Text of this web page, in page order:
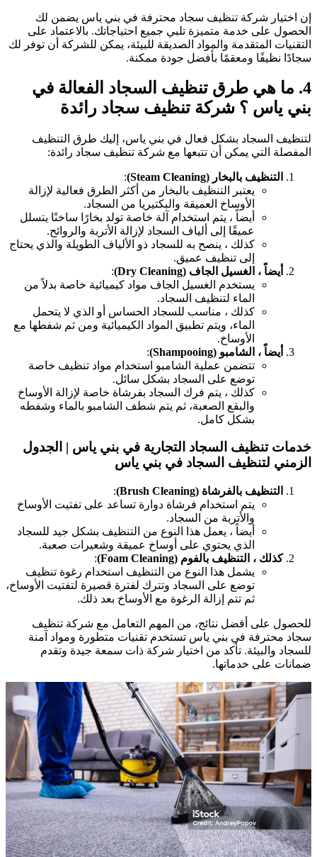
إن اختيار شركة تنظيف سجاد محترفة في بني ياس يضمن لك
الحصول على خدمة متميزة تلبي جميع احتياجاتك. بالاعتماد على
التقنيات المتقدمة والمواد الصديقة للبيئة، يمكن للشركة أن توفر لك
سجادًا نظيفًا ومعقمًا بأفضل جودة ممكنة.
4. ما هي طرق تنظيف السجاد الفعالة في
بني ياس ؟ شركة تنظيف سجاد رائدة
لتنظيف السجاد بشكل فعال في بني ياس، إليك طرق التنظيف
المفصلة التي يمكن أن تتبعها مع شركة تنظيف سجاد رائدة:
التنظيف بالبخار (Steam Cleaning)
:
يعتبر التنظيف بالبخار من أكثر الطرق فعالية لإزالة
الأوساخ العميقة والبكتيريا من السجاد.
أيضاً ، يتم استخدام آلة خاصة تولد بخارًا ساخنًا يتسلل
عميقًا إلى ألياف السجاد لإزالة الأتربة والروائح.
كذلك ، ينصح به للسجاد ذو الألياف الطويلة والذي يحتاج
إلى تنظيف عميق.
أيضاً ، الغسيل الجاف (Dry Cleaning)
:
يستخدم الغسيل الجاف مواد كيميائية خاصة بدلاً من
الماء لتنظيف السجاد.
كذلك ، مناسب للسجاد الحساس أو الذي لا يتحمل
الماء، ويتم تطبيق المواد الكيميائية ومن ثم شفطها مع
الأوساخ.
أيضاً ، الشامبو (Shampooing)
:
تتضمن عملية الشامبو استخدام مواد تنظيف خاصة
توضع على السجاد بشكل سائل.
كذلك ، يتم فرك السجاد بفرشاة خاصة لإزالة الأوساخ
والبقع الصعبة، ثم يتم شطف الشامبو بالماء وشفطه
بشكل كامل.
خدمات تنظيف السجاد التجارية في بني ياس | الجدول
الزمني لتنظيف السجاد في بني ياس
التنظيف بالفرشاة (Brush Cleaning)
:
يتم استخدام فرشاة دوارة تساعد على تفتيت الأوساخ
والأتربة من السجاد.
أيضاً ، يعمل هذا النوع من التنظيف بشكل جيد للسجاد
الذي يحتوي على أوساخ عميقة وشعيرات صعبة.
كذلك ، التنظيف بالفوم (Foam Cleaning)
:
يشمل هذا النوع من التنظيف استخدام رغوة تنظيف
توضع على السجاد وتترك لفترة قصيرة لتفتيت الأوساخ،
ثم تتم إزالة الرغوة مع الأوساخ بعد ذلك.
للحصول على أفضل نتائج، من المهم التعامل مع شركة تنظيف
سجاد محترفة في بني ياس تستخدم تقنيات متطورة ومواد آمنة
للسجاد والبيئة. تأكد من اختيار شركة ذات سمعة جيدة وتقدم
ضمانات على خدماتها.